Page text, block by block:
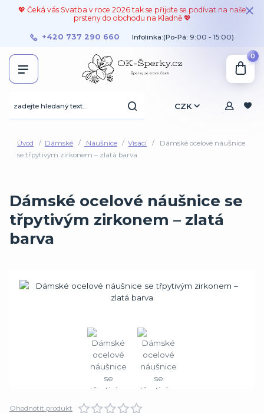
💖 Čeká vás Svatba v roce 2026 tak se přijďte se podívat na naše
prsteny do obchodu na Kladně 💖
CZK
+420 737 290 660 Infolinka:(Po-Pá: 9:00 - 15:00)
0
Úvod Dámské Náušnice Visací
Dámské ocelové náušnice
se třpytivým zirkonem – zlatá barva
Dámské ocelové náušnice se
třpytivým zirkonem – zlatá
barva
Ohodnotit produkt